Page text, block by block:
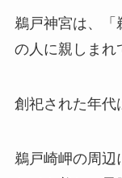
鵜戸神宮は、「
の人に親しまれ
創祀された年代
鵜戸崎岬の周辺